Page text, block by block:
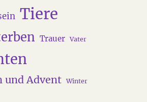
Tiere
Trauer Vater
und Advent Winter